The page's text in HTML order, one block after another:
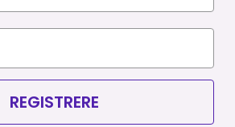
HANDLE FRA
REGISTRERE